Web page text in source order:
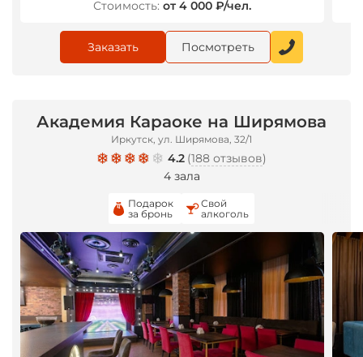
Стоимость: от 4 000 ₽/чел.
Заказать Посмотреть
Академия Караоке на Ширямова
Иркутск, ул. Ширямова, 32/1
4.2 (188 отзывов)
4 зала
Подарок
за бронь
Свой
алкоголь
*